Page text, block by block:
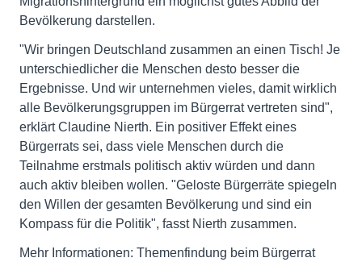
Bevölkerung darstellen.
"Wir bringen Deutschland zusammen an einen Tisch! Je
unterschiedlicher die Menschen desto besser die
Ergebnisse. Und wir unternehmen vieles, damit wirklich
alle Bevölkerungsgruppen im Bürgerrat vertreten sind",
erklärt Claudine Nierth. Ein positiver Effekt eines
Bürgerrats sei, dass viele Menschen durch die
Teilnahme erstmals politisch aktiv würden und dann
auch aktiv bleiben wollen. "Geloste Bürgerräte spiegeln
den Willen der gesamten Bevölkerung und sind ein
Kompass für die Politik", fasst Nierth zusammen.
Mehr Informationen: Themenfindung beim Bürgerrat